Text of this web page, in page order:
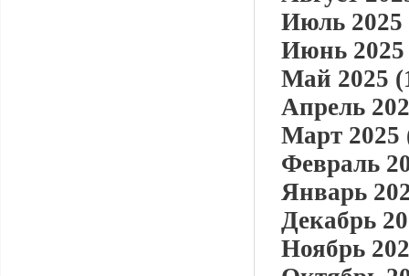
Июль 2025
Июнь 2025
Май 2025
Апрель
Март 2025
Февраль
Январь
Декабрь
Ноябрь